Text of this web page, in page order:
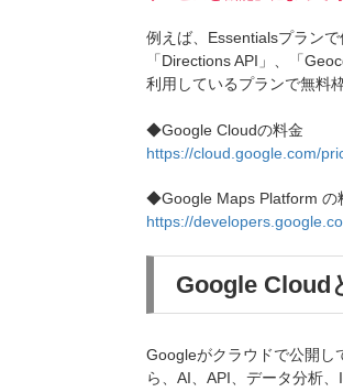
例えば、Essentialsプラン
「Directions API」、「
利用しているプランで無料
◆Google Cloudの料金
https://cloud.google.com/
◆Google Maps Platform の
https://
Google Cloud
Googleがクラウドで公開し
ら、AI、API、データ分析